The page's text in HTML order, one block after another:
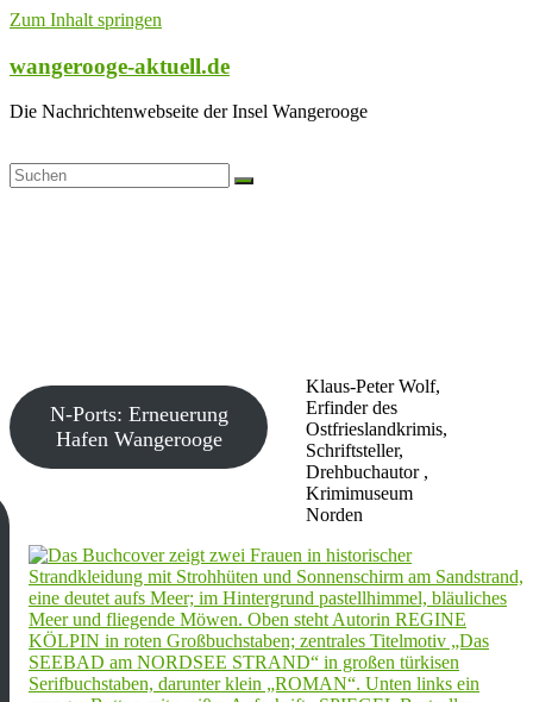
Zum Inhalt springen
wangerooge-aktuell.de
Die Nachrichtenwebseite der Insel Wangerooge
Klaus-Peter Wolf,
Erfinder des
Ostfrieslandkrimis,
Schriftsteller,
Drehbuchautor ,
Krimimuseum
Norden
N-Ports: Erneuerung
Hafen Wangerooge